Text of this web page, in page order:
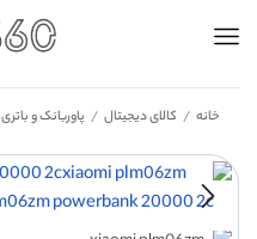
خانه / کالای دیجیتال / پاوربانک و باتری